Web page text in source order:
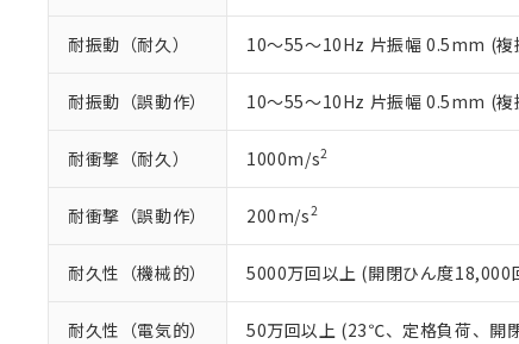
耐振動（耐久） 10～55～10Hz 片振幅 0.5mm (
耐振動（誤動作） 10～55～10Hz 片振幅 0.5mm (
耐衝撃（耐久） 1000m/s2
耐衝撃（誤動作） 200m/s2
耐久性（機械的） 5000万回以上 (開閉ひん度18,000
耐久性（電気的） 50万回以上 (23℃、定格負荷、開